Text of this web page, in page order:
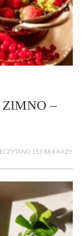
–
153 884 RAZY